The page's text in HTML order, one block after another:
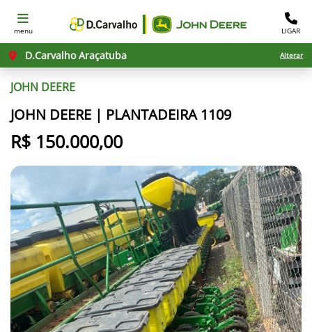
menu LIGAR
D.Carvalho Araçatuba Alterar
JOHN DEERE
JOHN DEERE | PLANTADEIRA 1109
R$ 150.000,00